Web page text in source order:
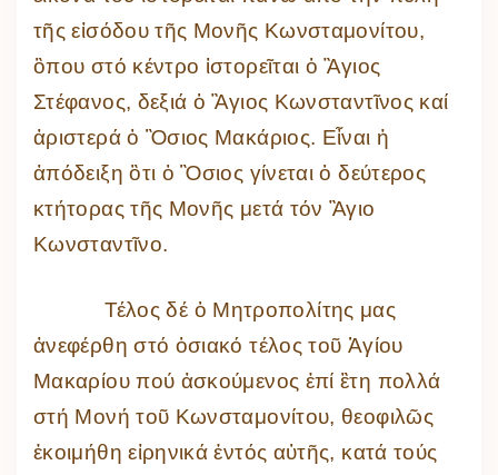
τῆς εἰσόδου τῆς Μονῆς Κωνσταμονίτου,
ὃπου στό κέντρο ἱστορεῖται ὁ Ἃγιος
Στέφανος, δεξιά ὁ Ἃγιος Κωνσταντῖνος καί
ἀριστερά ὁ Ὃσιος Μακάριος. Εἶναι ἡ
ἀπόδειξη ὃτι ὁ Ὃσιος γίνεται ὁ δεύτερος
κτήτορας τῆς Μονῆς μετά τόν Ἂγιο
Κωνσταντῖνο.
Τέλος δέ ὁ Μητροπολίτης μας
ἀνεφέρθη στό ὁσιακό τέλος τοῦ Ἁγίου
Μακαρίου πού ἀσκούμενος ἐπί ἒτη πολλά
στή Μονή τοῦ Κωνσταμονίτου, θεοφιλῶς
ἐκοιμήθη εἰρηνικά ἐντός αὐτῆς, κατά τούς